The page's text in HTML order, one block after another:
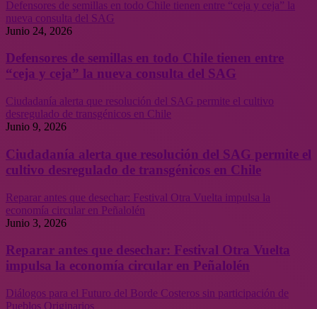
Defensores de semillas en todo Chile tienen entre “ceja y ceja” la
nueva consulta del SAG
Junio 24, 2026
Defensores de semillas en todo Chile tienen entre
“ceja y ceja” la nueva consulta del SAG
Ciudadanía alerta que resolución del SAG permite el cultivo
desregulado de transgénicos en Chile
Junio 9, 2026
Ciudadanía alerta que resolución del SAG permite el
cultivo desregulado de transgénicos en Chile
Reparar antes que desechar: Festival Otra Vuelta impulsa la
economía circular en Peñalolén
Junio 3, 2026
Reparar antes que desechar: Festival Otra Vuelta
impulsa la economía circular en Peñalolén
Diálogos para el Futuro del Borde Costeros sin participación de
Pueblos Originarios